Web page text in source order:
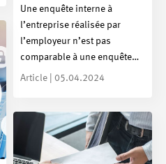
Une enquête interne à
l’entreprise réalisée par
l’employeur n’est pas
comparable à une enquête…
Article | 05.04.2024